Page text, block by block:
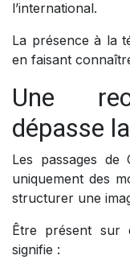
l’international.
La présence à la
en faisant
Une
dépasse
Les passages de
uniquement des
structurer une
Être présent sur
signifie :